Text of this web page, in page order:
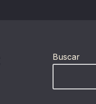
Buscar